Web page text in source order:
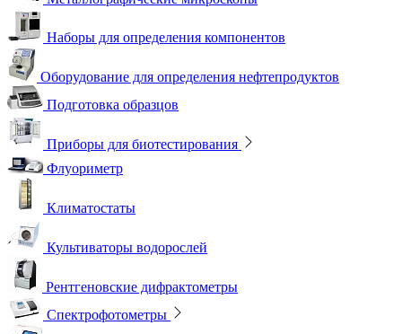
Наборы для определения компонентов
Оборудование для определения нефтепродуктов
Подготовка образцов
Приборы для биотестирования
Флуориметр
Климатостаты
Культиваторы водорослей
Рентгеновские дифрактометры
Спектрофотометры